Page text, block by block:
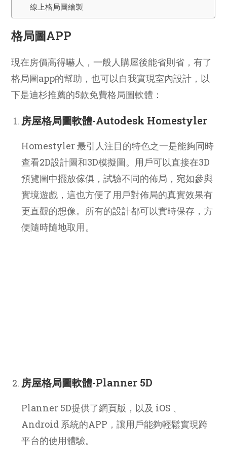
線上格局圖繪製
格局圖APP
現在房價高得嚇人，一般人購屋後能省則省，有了
格局圖app的幫助，也可以自我實現室內設計，以
下是迪杉推薦的5款免費格局圖軟體：
房屋格局圖軟體-Autodesk Homestyler
Homestyler 最引人注目的特色之一是能夠同時
查看2D設計圖和3D模擬圖。用戶可以直接在3D
預覽圖中擺放傢俱，試驗不同的佈局，宛如參與
實境遊戲，這也方便了用戶對佈局的真實效果有
更直觀的想像。所有的設計都可以實時保存，方
便隨時隨地取用。
房屋格局圖軟體-Planner 5D
Planner 5D提供了網頁版，以及 iOS 、
Android 系統的APP，讓用戶能夠輕鬆實現跨
平台的使用體驗。